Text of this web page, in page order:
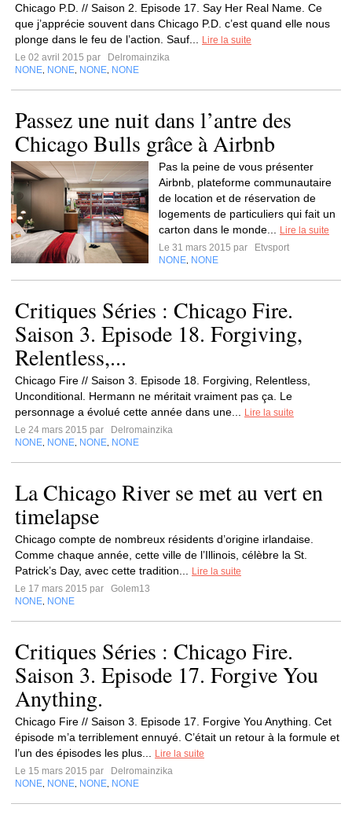
Chicago P.D. // Saison 2. Episode 17. Say Her Real Name. Ce
que j’apprécie souvent dans Chicago P.D. c’est quand elle nous
plonge dans le feu de l’action. Sauf...
Lire la suite
Le 02 avril 2015 par
Delromainzika
NONE NONE NONE NONE
Passez une nuit dans l’antre des
Chicago Bulls grâce à Airbnb
Pas la peine de vous présenter
Airbnb, plateforme communautaire
de location et de réservation de
logements de particuliers qui fait un
carton dans le monde...
Lire la suite
Le 31 mars 2015 par
Etvsport
NONE NONE
Critiques Séries : Chicago Fire.
Saison 3. Episode 18. Forgiving,
Relentless,...
Chicago Fire // Saison 3. Episode 18. Forgiving, Relentless,
Unconditional. Hermann ne méritait vraiment pas ça. Le
personnage a évolué cette année dans une...
Lire la suite
Le 24 mars 2015 par
Delromainzika
NONE NONE NONE NONE
La Chicago River se met au vert en
timelapse
Chicago compte de nombreux résidents d’origine irlandaise.
Comme chaque année, cette ville de l’Illinois, célèbre la St.
Patrick’s Day, avec cette tradition...
Lire la suite
Le 17 mars 2015 par
Golem13
NONE NONE
Critiques Séries : Chicago Fire.
Saison 3. Episode 17. Forgive You
Anything.
Chicago Fire // Saison 3. Episode 17. Forgive You Anything. Cet
épisode m’a terriblement ennuyé. C’était un retour à la formule et
l’un des épisodes les plus...
Lire la suite
Le 15 mars 2015 par
Delromainzika
NONE NONE NONE NONE